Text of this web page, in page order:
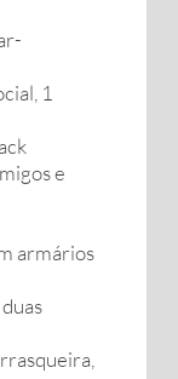
1
e
armários